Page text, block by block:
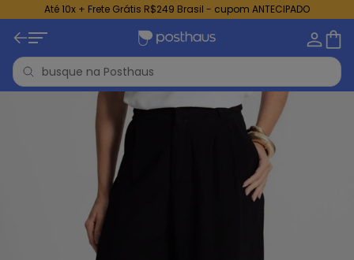
Até 10x + Frete Grátis R$249 Brasil - cupom ANTECIPADO